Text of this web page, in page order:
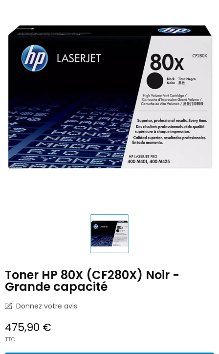
Toner HP 80X (CF280X) Noir -
Grande capacité
Donnez votre avis
475,90 €
TTC